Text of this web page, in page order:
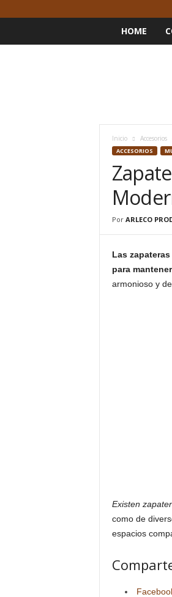
HOME
Inicio Accesorios
ACCESORIOS
Por ARLECO
Las
para
armonioso y
Existen
como de
espacios